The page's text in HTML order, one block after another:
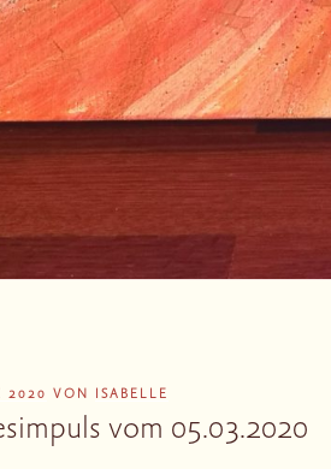
2020 VON ISABELLE
vom 05.03.2020